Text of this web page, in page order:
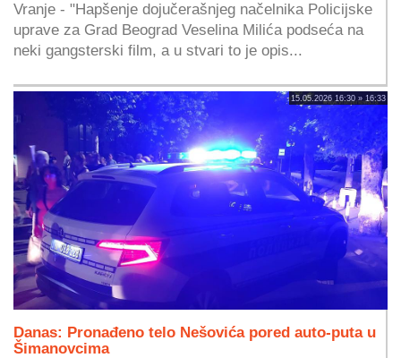
Vranje - "Hapšenje dojučerašnjeg načelnika Policijske
uprave za Grad Beograd Veselina Milića podseća na
neki gangsterski film, a u stvari to je opis...
15.05.2026 16:30 » 16:33
Danas: Pronađeno telo Nešovića pored auto-puta u
Šimanovcima